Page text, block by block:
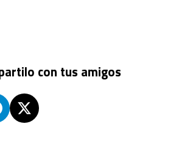
con tus amigos